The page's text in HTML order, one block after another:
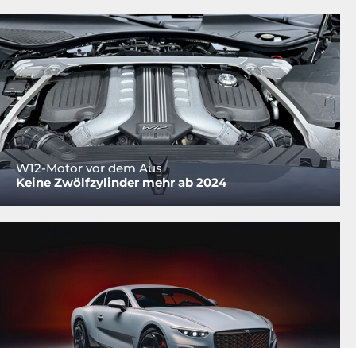
W12-Motor vor dem Aus
Keine Zwölfzylinder mehr ab 2024